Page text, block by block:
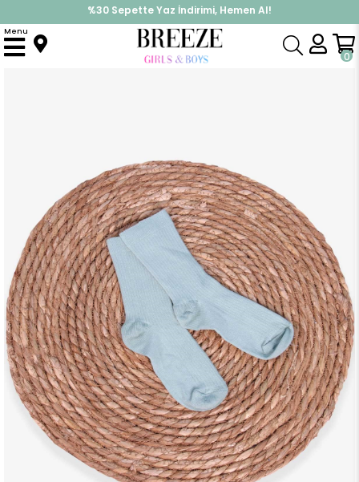
%30 Sepette Yaz İndirimi, Hemen Al!
İndirimlere ek %10 İndirimi Kap, Hemen Üye Ol!
0
Menu
Anasayfa Çorap Kız Çocuk Soket Çorap Mint Yeşili (5-7 Yaş)